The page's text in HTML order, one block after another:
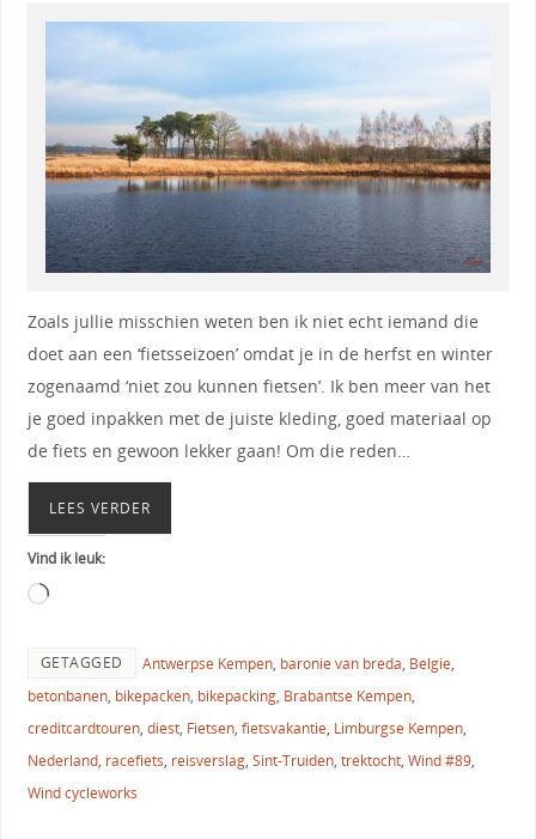
Zoals jullie misschien weten ben ik niet echt iemand die
doet aan een ‘fietsseizoen’ omdat je in de herfst en winter
zogenaamd ‘niet zou kunnen fietsen’. Ik ben meer van het
je goed inpakken met de juiste kleding, goed materiaal op
de fiets en gewoon lekker gaan! Om die reden…
LEES VERDER
Vind ik leuk:
GETAGGED Antwerpse Kempen, baronie van breda, Belgie,
betonbanen, bikepacken, bikepacking, Brabantse Kempen,
creditcardtouren, diest, Fietsen, fietsvakantie, Limburgse Kempen,
Nederland, racefiets, reisverslag, Sint-Truiden, trektocht, Wind #89,
Wind cycleworks